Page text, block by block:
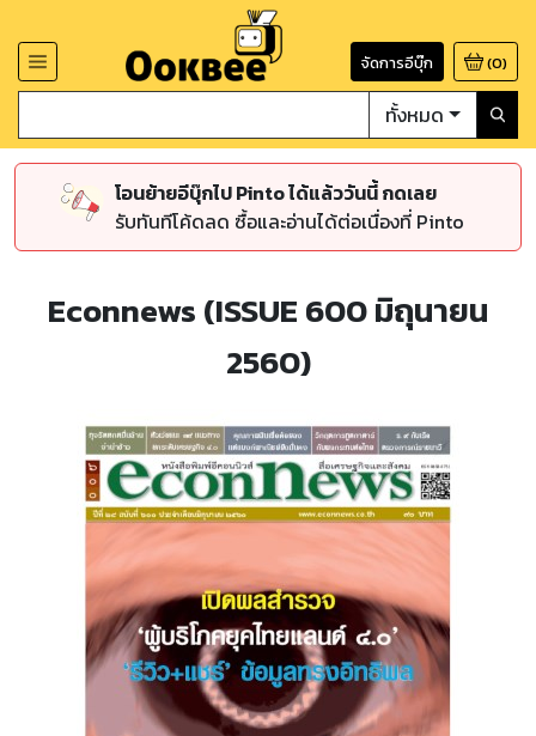
จัดการอีบุ๊ก (0)
ทั้งหมด
โอนย้ายอีบุ๊กไป Pinto ได้แล้ววันนี้ กดเลย
รับทันทีโค้ดลด ซื้อและอ่านได้ต่อเนื่องที่ Pinto
Econnews (ISSUE 600 มิถุนายน
2560)